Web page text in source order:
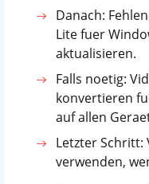
Danach:
Lite fuer
aktualisieren.
Falls noetig:
konvertieren
auf allen
Letzter
verwenden,